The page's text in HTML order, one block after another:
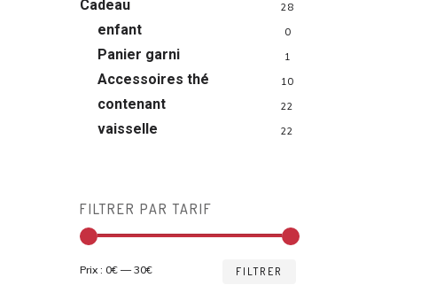
Cadeau 28
enfant 0
Panier garni 1
Accessoires thé 10
contenant 22
vaisselle 22
FILTRER PAR TARIF
FILTRER
Prix : 0€ —30€